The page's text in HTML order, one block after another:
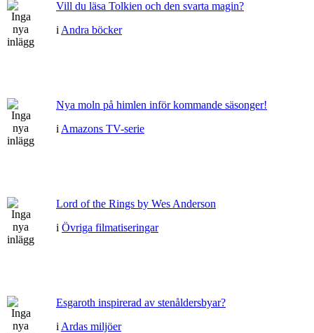
Vill du läsa Tolkien och den svarta magin?
i Andra böcker
Nya moln på himlen inför kommande säsonger!
i Amazons TV-serie
Lord of the Rings by Wes Anderson
i Övriga filmatiseringar
Esgaroth inspirerad av stenåldersbyar?
i Ardas miljöer